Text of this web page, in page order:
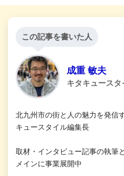
この記事を書いた人
成重 敏夫
キタキュースタ
北九州市の街と人の魅力を発信
キュースタイル編集長
取材・インタビュー記事の執筆
メインに事業展開中